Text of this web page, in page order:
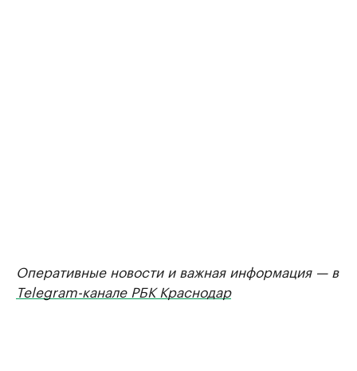
Оперативные новости и важная информация — в
Telegram-канале РБК Краснодар